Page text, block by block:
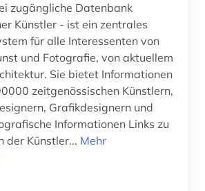
graphische sammlung albertina (1)
griechenland altertum (1)
großbritannien (6)
zugängliche Datenbank
Künstler - ist ein zentrales
für alle Interessenten von
und Fotografie, von aktuellem
Sie bietet Informationen
zeitgenössischen Künstlern,
Grafikdesignern und
der Künstler... Mehr